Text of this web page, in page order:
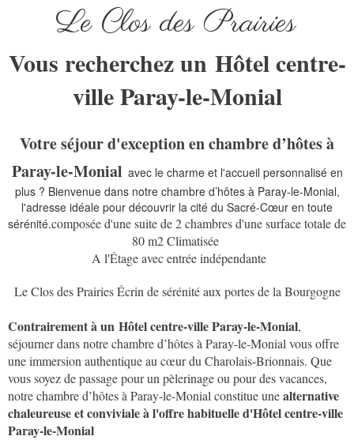
Le Clos des Prairies
Vous recherchez un Hôtel centre-
ville Paray-le-Monial
Votre séjour d'exception en chambre d’hôtes à
Paray-le-Monial avec le charme et l'accueil personnalisé en
plus ? Bienvenue dans notre chambre d’hôtes à Paray-le-Monial,
l'adresse idéale pour découvrir la cité du Sacré-Cœur en toute
sérénité.composée d'une suite de 2 chambres d'une surface totale de
80 m2 Climatisée
A l'Étage avec entrée indépendante
Le Clos des Prairies Écrin de sérénité aux portes de la Bourgogne
Contrairement à un Hôtel centre-ville Paray-le-Monial,
séjourner dans notre chambre d’hôtes à Paray-le-Monial vous offre
une immersion authentique au cœur du Charolais-Brionnais. Que
vous soyez de passage pour un pèlerinage ou pour des vacances,
notre chambre d’hôtes à Paray-le-Monial constitue unealternative
chaleureuse et conviviale à l'offre habituelle d'Hôtel centre-ville
Paray-le-Monial